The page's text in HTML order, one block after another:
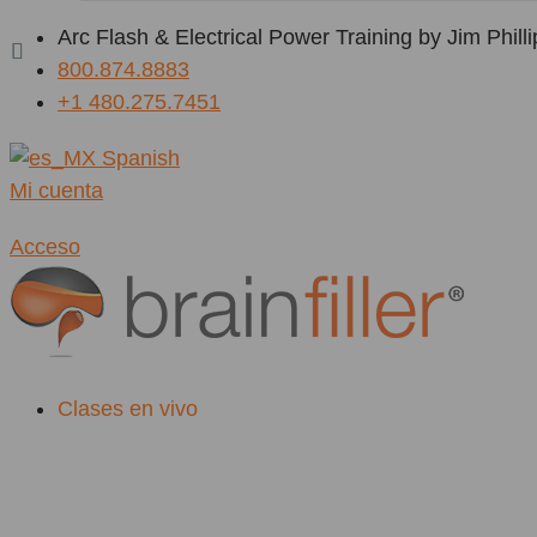
contenido
Arc Flash & Electrical Power Training by Jim
800.874.8883
+1 480.275.7451
Spanish
Mi cuenta
Acceso
Clases en vivo